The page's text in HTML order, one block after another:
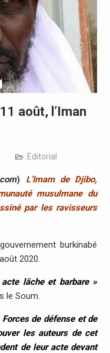
août, l’Iman
Editorial
) L’Imam de Djibo,
musulmane du
par les ravisseurs
burkinabé
2020.
lâche et barbare »
le Soum.
Forces de défense et de
les auteurs de cet
de leur acte devant